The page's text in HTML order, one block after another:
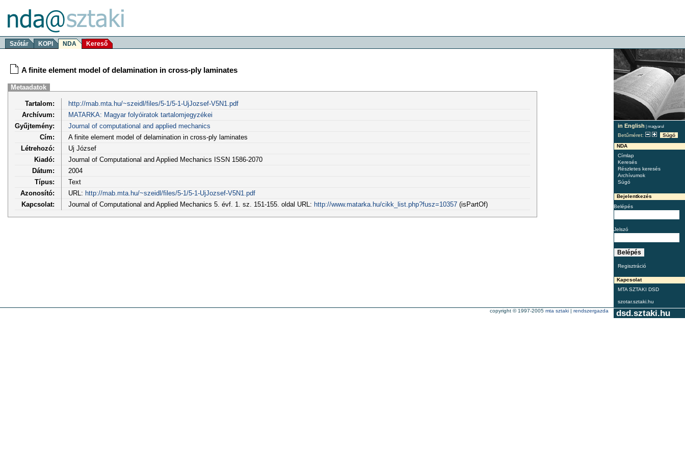
Szótár KOPI NDA Kereső
in English | magyarul
Betűméret:
Súgó
NDA
Címlap
Keresés
Részletes keresés
Archívumok
Súgó
Bejelentkezés
Belépés
Jelszó
Regisztráció
Kapcsolat
MTA SZTAKI DSD
szotar.sztaki.hu
A finite element model of delamination in cross-ply laminates
Metaadatok
Tartalom:
http://mab.mta.hu/~szeidl/files/5-1/5-1-UjJozsef-V5N1.pdf
Archívum:
MATARKA: Magyar folyóiratok tartalomjegyzékei
Gyűjtemény:
Journal of computational and applied mechanics
Cím:
A finite element model of delamination in cross-ply laminates
Létrehozó:
Uj József
Kiadó:
Journal of Computational and Applied Mechanics ISSN 1586-2070
Dátum:
2004
Típus:
Text
Azonosító:
URL: http://mab.mta.hu/~szeidl/files/5-1/5-1-UjJozsef-V5N1.pdf
Kapcsolat:
Journal of Computational and Applied Mechanics 5. évf. 1. sz. 151-155. oldal URL: http://www.matarka.hu/cikk_list.php?fusz=10357(isPartOf)
dsd.sztaki.hu
copyright © 1997-2005 mta sztaki | rendszergazda